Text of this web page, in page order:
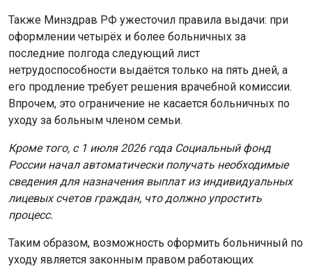
Также Минздрав РФ ужесточил правила выдачи: при
оформлении четырёх и более больничных за
последние полгода следующий лист
нетрудоспособности выдаётся только на пять дней, а
его продление требует решения врачебной комиссии.
Впрочем, это ограничение не касается больничных по
уходу за больным членом семьи.
Кроме того, с 1 июля 2026 года Социальный фонд
России начал автоматически получать необходимые
сведения для назначения выплат из индивидуальных
лицевых счетов граждан, что должно упростить
процесс.
Таким образом, возможность оформить больничный по
уходу является законным правом работающих